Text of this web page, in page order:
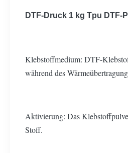
DTF-Druck 1 kg Tpu
Klebstoffmedium: DTF-
während des
Aktivierung: Das
Stoff.